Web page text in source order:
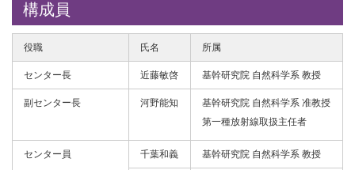
構成員
役職 氏名 所属
センター長 近藤敏啓 基幹研究院 自然科学系 教授
副センター長 河野能知
基幹研究院 自然科学系 准教授
第一種放射線取扱主任者
センター員 千葉和義 基幹研究院 自然科学系 教授